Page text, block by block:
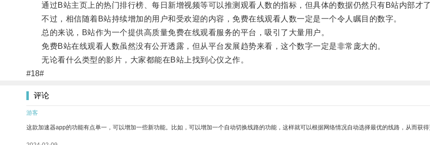
通过B站主页上的热门排行榜、每日新增视频等可以推测观看人数的指标，但具体的数据仍然只有B站内部才了
不过，相信随着B站持续增加的用户和受欢迎的内容，免费在线观看人数一定是一个令人瞩目的数字。
总的来说，B站作为一个提供高质量免费在线观看服务的平台，吸引了大量用户。
免费B站在线观看人数虽然没有公开透露，但从平台发展趋势来看，这个数字一定是非常庞大的。
无论看什么类型的影片，大家都能在B站上找到心仪之作。
#18#
评论
游客
这款加速器app的功能有点单一，可以增加一些新功能。比如，可以增加一个自动切换线路的功能，这样就可以根据网络情况自动选择最优的线路，从而获得